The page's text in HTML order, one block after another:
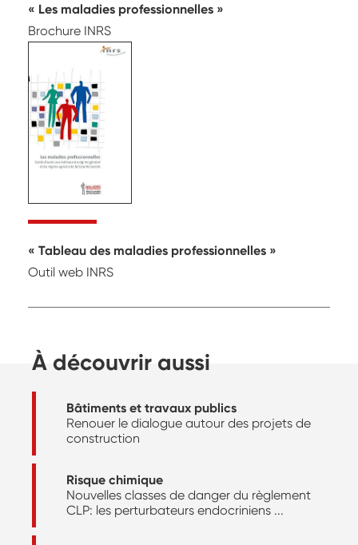
Les maladies professionnelles
Brochure INRS
Tableau des maladies professionnelles
Outil web INRS
À découvrir aussi
Bâtiments et travaux publics
Renouer le dialogue autour des projets de
construction
Risque chimique
Nouvelles classes de danger du règlement
CLP: les perturbateurs endocriniens ...